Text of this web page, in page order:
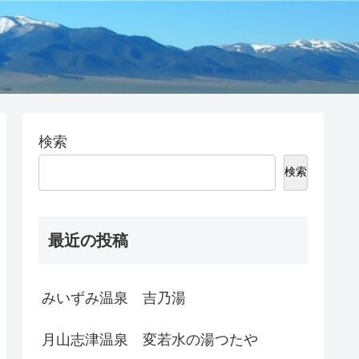
検索
検索
最近の投稿
みいずみ温泉 吉乃湯
月山志津温泉 変若水の湯つたや